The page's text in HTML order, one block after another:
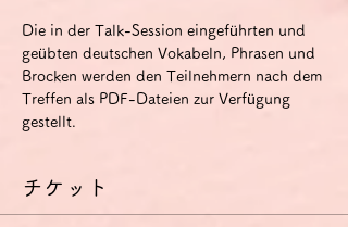
Die in der Talk-Session eingeführten und
geübten deutschen Vokabeln, Phrasen und
Brocken werden den Teilnehmern nach dem
Treffen als PDF-Dateien zur Verfügung
gestellt.
チケット